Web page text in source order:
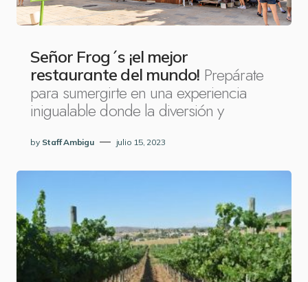
Señor Frog´s ¡el mejor
restaurante del mundo! Prepárate
para sumergirte en una experiencia
inigualable donde la diversión y
by Staff Ambigu julio 15, 2023